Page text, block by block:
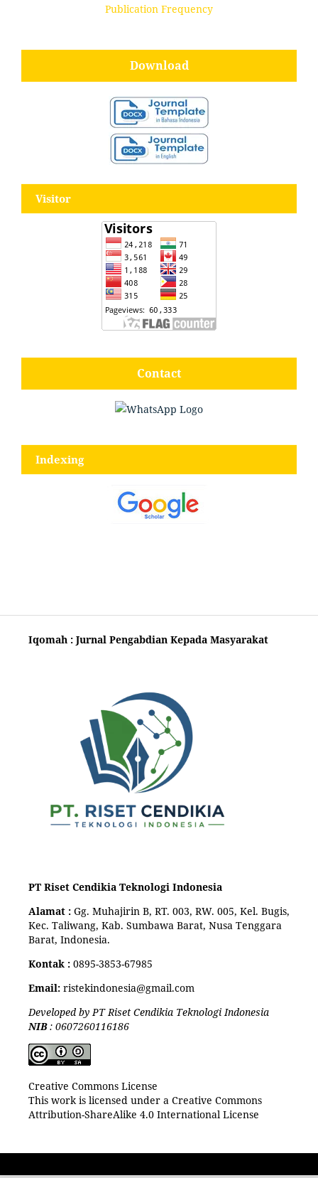
Publication Frequency
Download
Visitor
Contact
Indexing
Iqomah : Jurnal Pengabdian Kepada Masyarakat
PT Riset Cendikia Teknologi Indonesia
Alamat : Gg. Muhajirin B, RT. 003, RW. 005, Kel. Bugis,
Kec. Taliwang, Kab. Sumbawa Barat, Nusa Tenggara
Barat, Indonesia.
Kontak : 0895-3853-67985
Email:ristekindonesia@gmail.com
Developed by PT Riset Cendikia Teknologi Indonesia
NIB: 0607260116186
Creative Commons License
This work is licensed under a Creative Commons
Attribution-ShareAlike 4.0 International License